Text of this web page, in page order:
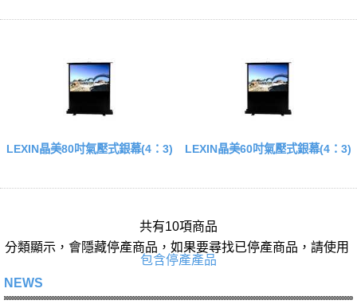
LEXIN晶美80吋氣壓式銀幕(4：3) LEXIN晶美60吋氣壓式銀幕(4：3)
共有10項商品
分類顯示，會隱藏停產商品，如果要尋找已停產商品，請使用
包含停產產品
NEWS